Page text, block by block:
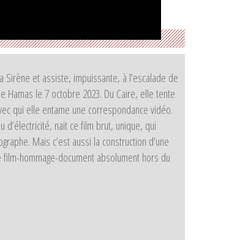
et assiste, impuissante, à l’escalade de
le 7 octobre 2023. Du Caire, elle tente
qui elle entame une correspondance vidéo.
nait ce film brut, unique, qui
Mais c’est aussi la construction d’une
hommage-document absolument hors du